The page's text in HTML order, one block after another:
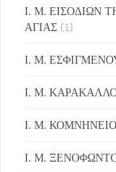
Ι. Μ. ΕΙΣΟΔΙΩΝ
ΑΓΙΑΣ (1)
Ι. Μ.
Ι. Μ.
Ι. Μ.
Ι. Μ.